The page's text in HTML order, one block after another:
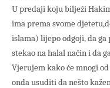
U predaji koju bilježi
ima prema svome
islama) lijepo odgoji, da
stekao na halal način i da
Vjerujem kako će mnogi
onda usuditi da nešto